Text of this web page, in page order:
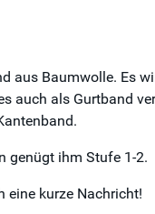
Baumwolle. Es
als Gurtband
genügt ihm Stufe 1-2.
eine kurze Nachricht!